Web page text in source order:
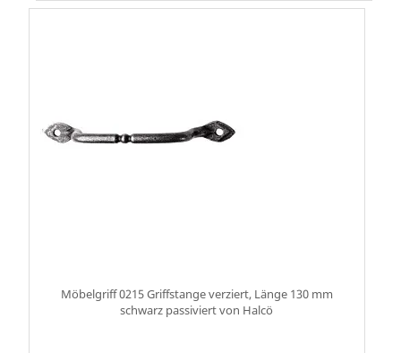
Möbelgriff 0215 Griffstange verziert, Länge 130 mm
schwarz passiviert von Halcö